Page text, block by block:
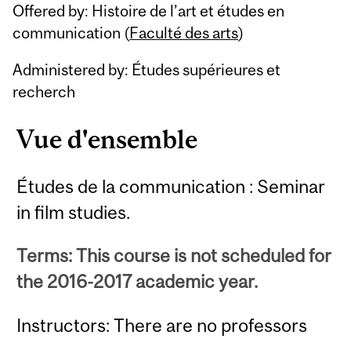
Offered by: Histoire de l’art et études en
communication (Faculté des arts)
Administered by: Études supérieures et
recherch
Vue d'ensemble
Études de la communication : Seminar
in film studies.
Terms: This course is not scheduled for
the 2016-2017 academic year.
Instructors: There are no professors